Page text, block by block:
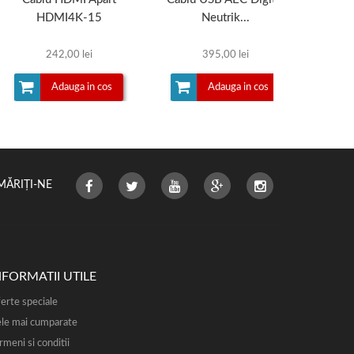
HDMI4K-15
242,00 lei
Adauga in cos
Neutrik...
395,00 lei
Adauga in cos
NE
UTILE
speciale
mai cumparate
si conditii